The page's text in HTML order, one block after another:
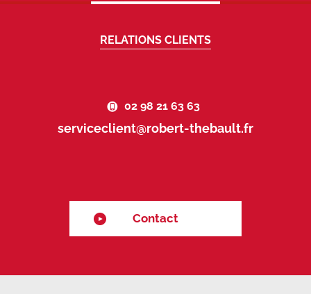
RELATIONS CLIENTS
02 98 21 63 63
serviceclient@robert-thebault.fr
Contact